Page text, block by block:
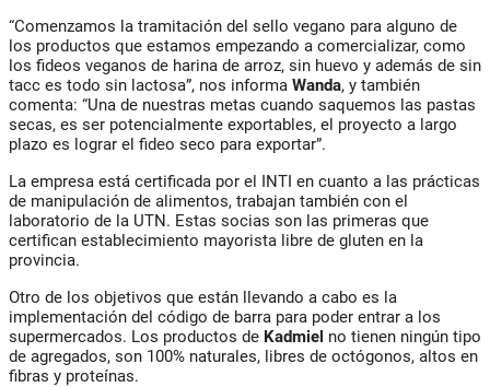
“Comenzamos la tramitación del sello vegano para alguno de
los productos que estamos empezando a comercializar, como
los fideos veganos de harina de arroz, sin huevo y además de sin
tacc es todo sin lactosa”, nos informa Wanda, y también
comenta: “Una de nuestras metas cuando saquemos las pastas
secas, es ser potencialmente exportables, el proyecto a largo
plazo es lograr el fideo seco para exportar”.
La empresa está certificada por el INTI en cuanto a las prácticas
de manipulación de alimentos, trabajan también con el
laboratorio de la UTN. Estas socias son las primeras que
certifican establecimiento mayorista libre de gluten en la
provincia.
Otro de los objetivos que están llevando a cabo es la
implementación del código de barra para poder entrar a los
supermercados. Los productos de Kadmiel no tienen ningún tipo
de agregados, son 100% naturales, libres de octógonos, altos en
fibras y proteínas.